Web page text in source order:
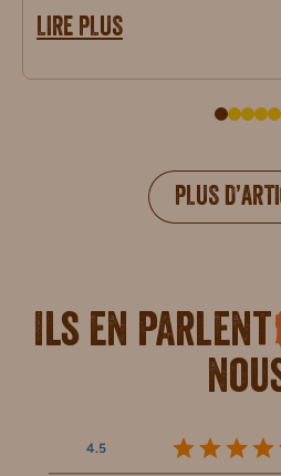
LIRE PLUS
PLUS
Ils en parlent
4.5